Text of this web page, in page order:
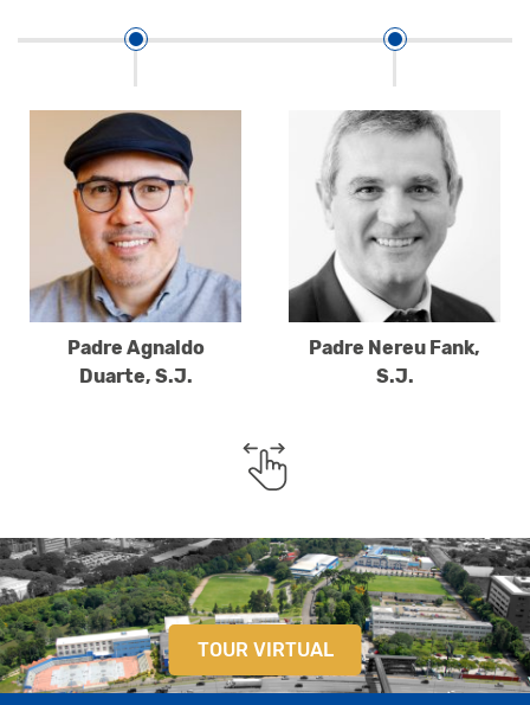
Padre Agnaldo
Duarte, S.J.
Padre Nereu Fank,
S.J.
TOUR VIRTUAL